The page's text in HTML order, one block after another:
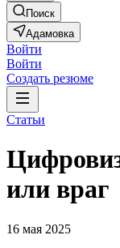
Поиск
Адамовка
Войти
Войти
Создать резюме
Статьи
или враг
16 мая 2025